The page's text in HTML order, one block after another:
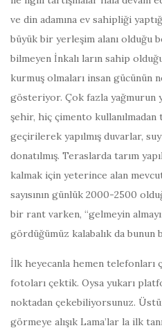
ve din adamına ev sahipliği
büyük bir yerleşim alanı olduğu
bilmeyen İnkalı ların sahip
kurmuş olmaları insan gücünün
gösteriyor. Çok fazla yağmurun
şehir, hiç çimento
geçirilerek yapılmış duvarlar,
donatılmış. Teraslarda tarım
kalmak için yeterince alan
sayısının günlük 2000-2500
bir rant varken, “gelmeyin
gördüğümüz kalabalık da bunun
İlk heyecanla hemen telefonları
fotoları çektik. Oysa yukarı
noktadan çekebiliyorsunuz.
görmeye alışık Lama’lar la ilk